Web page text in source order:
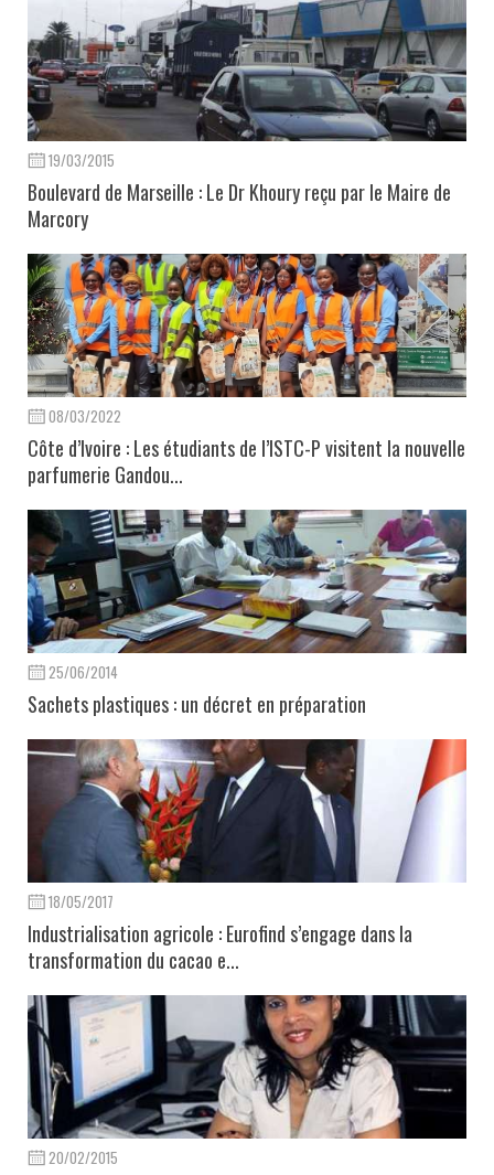
19/03/2015
Boulevard de Marseille : Le Dr Khoury reçu par le Maire de
Marcory
08/03/2022
Côte d’Ivoire : Les étudiants de l’ISTC-P visitent la nouvelle
parfumerie Gandou...
25/06/2014
Sachets plastiques : un décret en préparation
18/05/2017
Industrialisation agricole : Eurofind s’engage dans la
transformation du cacao e...
20/02/2015